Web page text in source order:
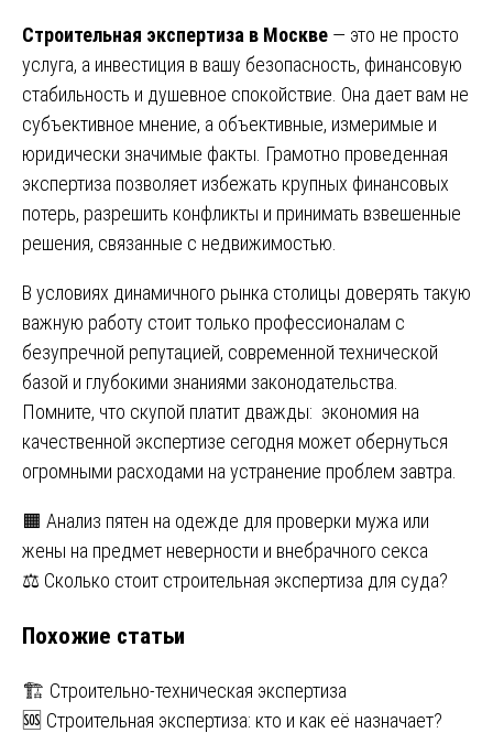
Строительная экспертиза в Москве — это не просто
услуга, а инвестиция в вашу безопасность, финансовую
стабильность и душевное спокойствие. Она дает вам не
субъективное мнение, а объективные, измеримые и
юридически значимые факты. Грамотно проведенная
экспертиза позволяет избежать крупных финансовых
потерь, разрешить конфликты и принимать взвешенные
решения, связанные с недвижимостью.
В условиях динамичного рынка столицы доверять такую
важную работу стоит только профессионалам с
безупречной репутацией, современной технической
базой и глубокими знаниями законодательства.
Помните, что скупой платит дважды: экономия на
качественной экспертизе сегодня может обернуться
огромными расходами на устранение проблем завтра.
Навигация
по
🟧 Анализ пятен на одежде для проверки мужа или
жены на предмет неверности и внебрачного секса
⚖️ Сколько стоит строительная экспертиза для суда?
Похожие статьи
🏗️ Строительно-техническая экспертиза
🆘 Строительная экспертиза: кто и как её назначает?